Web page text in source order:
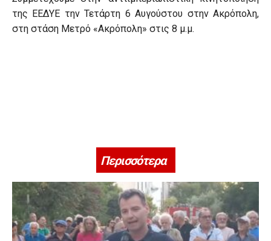
της ΕΕΔΥΕ την Τετάρτη 6 Αυγούστου στην Ακρόπολη,
στη στάση Μετρό «Ακρόπολη» στις 8 μ.μ.
Περισσότερα